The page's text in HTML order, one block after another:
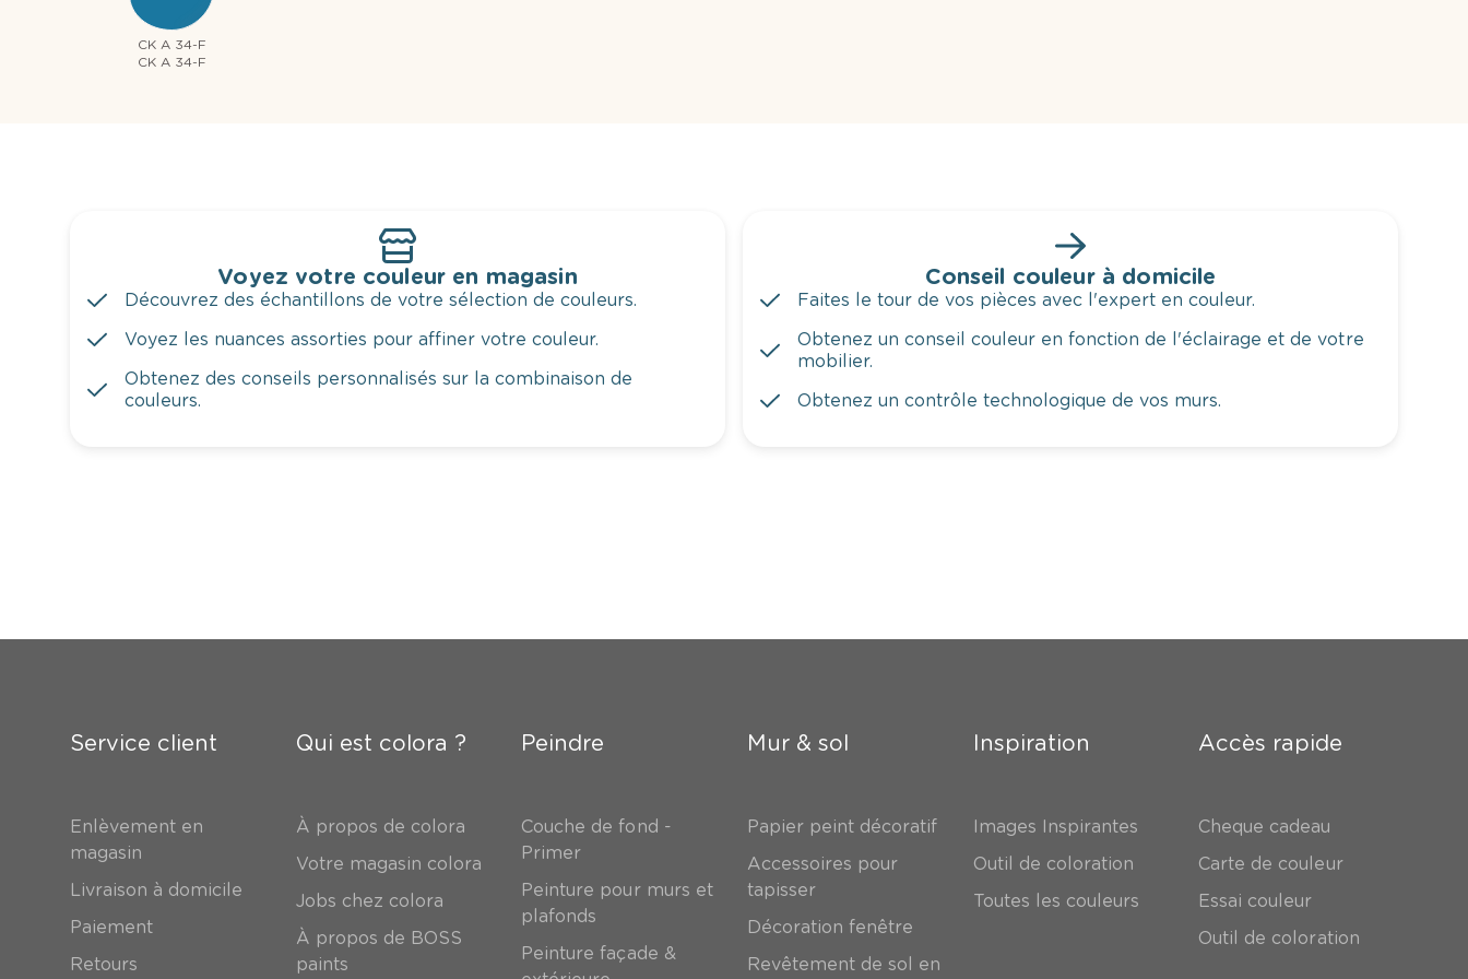
CK A 34-F
CK A 34-F
Voyez votre couleur en magasin
Découvrez des échantillons de votre sélection de couleurs.
Voyez les nuances assorties pour affiner votre couleur.
Obtenez des conseils personnalisés sur la combinaison de
couleurs.
Conseil couleur à domicile
Faites le tour de vos pièces avec l'expert en couleur.
Obtenez un conseil couleur en fonction de l'éclairage et de votre
mobilier.
Obtenez un contrôle technologique de vos murs.
Service client
Enlèvement en
magasin
Livraison à domicile
Paiement
Retours
Qui est colora ?
À propos de colora
Votre magasin colora
Jobs chez colora
À propos de BOSS
paints
Peindre
Couche de fond -
Primer
Peinture pour murs et
plafonds
Peinture façade &
Mur & sol
Papier peint décoratif
Accessoires pour
tapisser
Décoration fenêtre
Revêtement de sol en
Inspiration
Images Inspirantes
Outil de coloration
Toutes les couleurs
Accès rapide
Cheque cadeau
Carte de couleur
Essai couleur
Outil de coloration